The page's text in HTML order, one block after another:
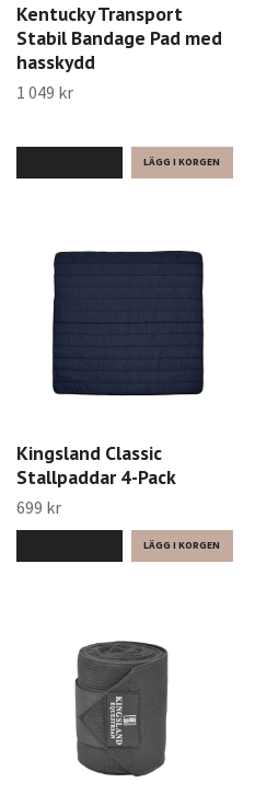
Kentucky Transport
Stabil Bandage Pad med
hasskydd
1 049 kr
Kingsland Classic
Stallpaddar 4-Pack
699 kr